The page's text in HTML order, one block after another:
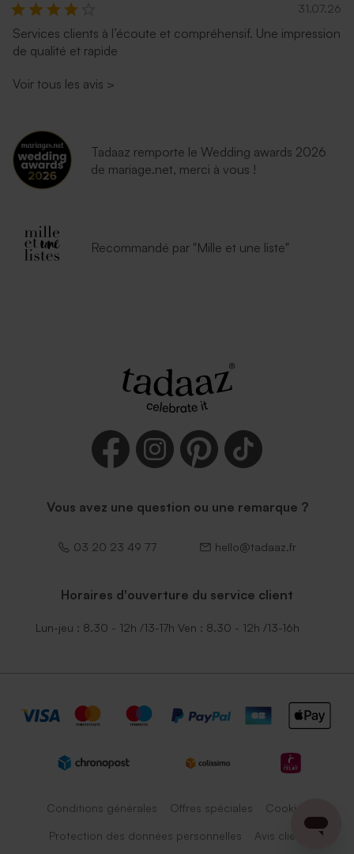
31.07.26
Services clients à l’écoute et compréhensif. Une impression
de qualité et rapide
Voir tous les avis >
Tadaaz remporte le Wedding awards 2026
de mariage.net, merci à vous !
Recommandé par "Mille et une liste"
Vous avez une question ou une remarque ?
03 20 23 49 77 hello@tadaaz.fr
Horaires d'ouverture du service client
Lun-jeu : 8.30 - 12h /13-17h Ven : 8.30 - 12h /13-16h
Conditions générales Offres spéciales Cookies
Protection des données personnelles Avis client